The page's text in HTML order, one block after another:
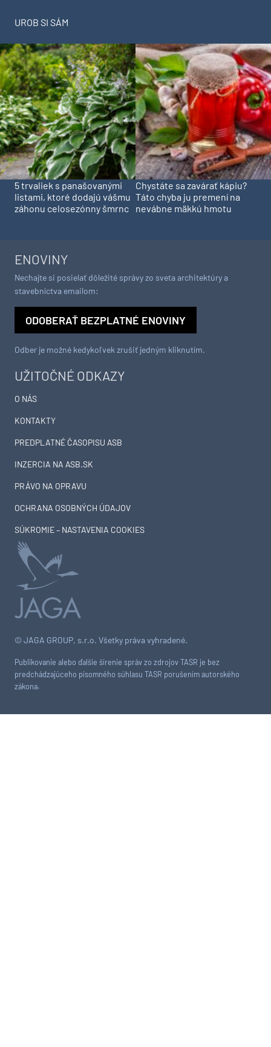
UROB SI SÁM
5 trvaliek s panašovanými
listami, ktoré dodajú vášmu
záhonu celosezónny šmrnc
Chystáte sa zavárať kápiu?
Táto chyba ju premení na
nevábne mäkkú hmotu
© JAGA GROUP, s.r.o. Všetky práva vyhradené.
Publikovanie alebo ďalšie šírenie správ zo zdrojov TASR je bez
predchádzajúceho písomného súhlasu TASR porušením autorského
zákona.
UŽITOČNÉ ODKAZY
O NÁS
KONTAKTY
PREDPLATNÉ ČASOPISU ASB
INZERCIA NA ASB.SK
PRÁVO NA OPRAVU
OCHRANA OSOBNÝCH ÚDAJOV
SÚKROMIE – NASTAVENIA COOKIES
ENOVINY
Nechajte si posielať dôležité správy zo sveta architektúry a
stavebníctva emailom:
ODOBERAŤ BEZPLATNÉ ENOVINY
Odber je možné kedykoľvek zrušiť jedným kliknutím.